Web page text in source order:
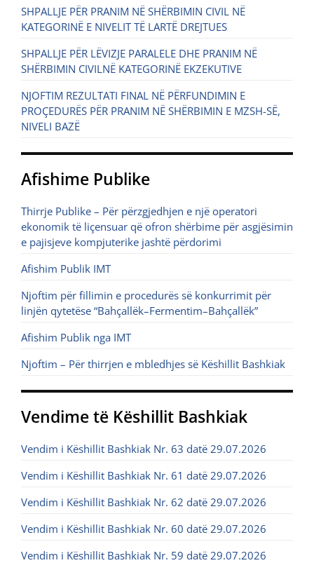
SHPALLJE PËR PRANIM NË SHËRBIMIN CIVIL NË
KATEGORINË E NIVELIT TË LARTË DREJTUES
SHPALLJE PËR LËVIZJE PARALELE DHE PRANIM NË
SHËRBIMIN CIVILNË KATEGORINË EKZEKUTIVE
NJOFTIM REZULTATI FINAL NË PËRFUNDIMIN E
PROÇEDURËS PËR PRANIM NË SHËRBIMIN E MZSH-SË,
NIVELI BAZË
Afishime Publike
Thirrje Publike – Për përzgjedhjen e një operatori
ekonomik të liçensuar që ofron shërbime për asgjësimin
e pajisjeve kompjuterike jashtë përdorimi
Afishim Publik IMT
Njoftim për fillimin e procedurës së konkurrimit për
linjën qytetëse “Bahçallëk–Fermentim–Bahçallëk”
Afishim Publik nga IMT
Njoftim – Për thirrjen e mbledhjes së Këshillit Bashkiak
Vendime të Këshillit Bashkiak
Vendim i Këshillit Bashkiak Nr. 63 datë 29.07.2026
Vendim i Këshillit Bashkiak Nr. 61 datë 29.07.2026
Vendim i Këshillit Bashkiak Nr. 62 datë 29.07.2026
Vendim i Këshillit Bashkiak Nr. 60 datë 29.07.2026
Vendim i Këshillit Bashkiak Nr. 59 datë 29.07.2026